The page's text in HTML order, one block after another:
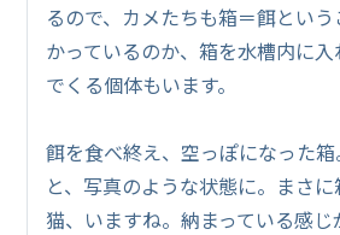
るので、カメたちも箱＝餌とい
かっているのか、箱を水槽内に
でくる個体もいます。
餌を食べ終え、空っぽになった箱
と、写真のような状態に。まさ
猫、いますね。納まっている感